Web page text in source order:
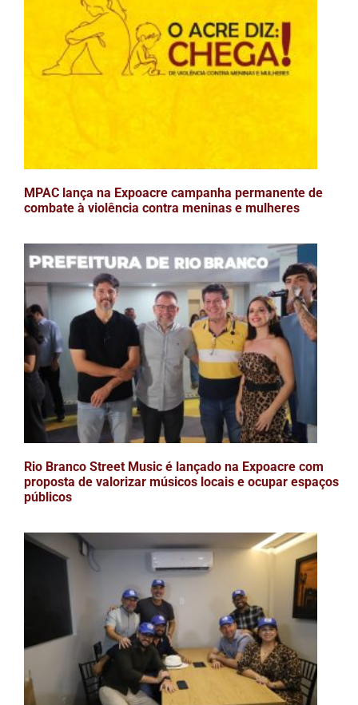
MPAC lança na Expoacre campanha permanente de
combate à violência contra meninas e mulheres
Rio Branco Street Music é lançado na Expoacre com
proposta de valorizar músicos locais e ocupar espaços
públicos